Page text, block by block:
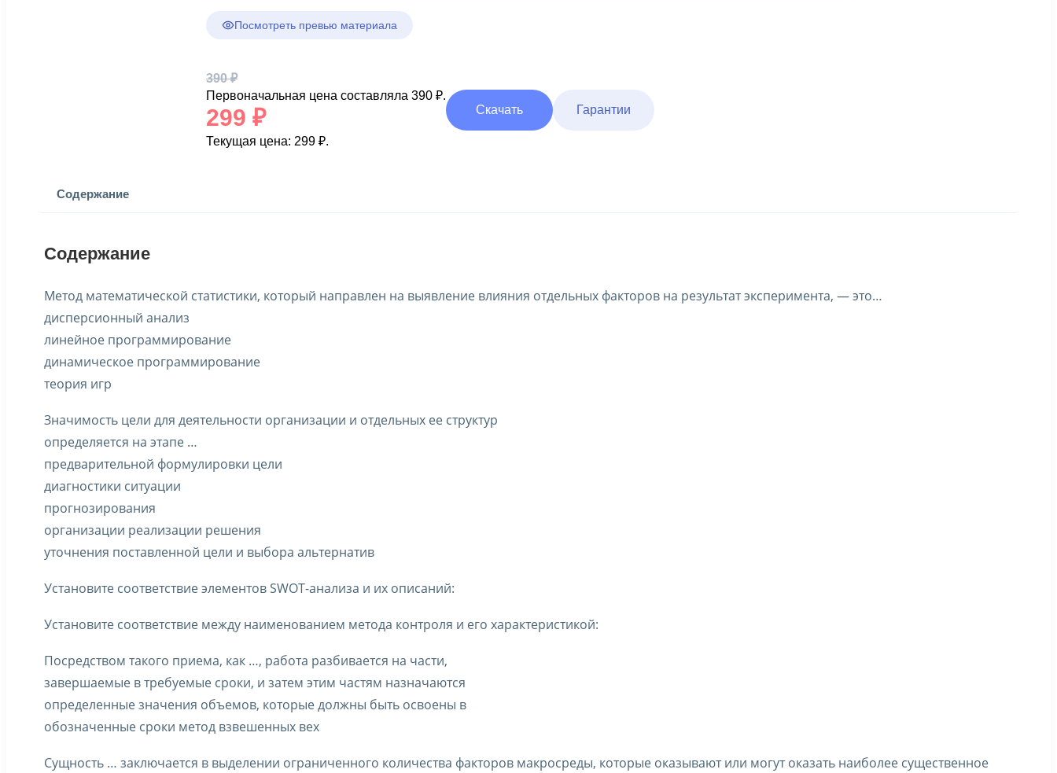
Посмотреть превью материала
390₽
Первоначальная цена составляла 390 ₽.
299 ₽
Текущая цена: 299 ₽.
Скачать Гарантии
Содержание
Содержание
Метод математической статистики, который направлен на выявление влияния отдельных факторов на результат эксперимента, — это…
дисперсионный анализ
линейное программирование
динамическое программирование
теория игр
Значимость цели для деятельности организации и отдельных ее структур
определяется на этапе …
предварительной формулировки цели
диагностики ситуации
прогнозирования
организации реализации решения
уточнения поставленной цели и выбора альтернатив
Установите соответствие элементов SWOT-анализа и их описаний:
Установите соответствие между наименованием метода контроля и его характеристикой:
Посредством такого приема, как …, работа разбивается на части,
завершаемые в требуемые сроки, и затем этим частям назначаются
определенные значения объемов, которые должны быть освоены в
обозначенные сроки метод взвешенных вех
Сущность … заключается в выделении ограниченного количества факторов макросреды, которые оказывают или могут оказать наиболее существенное